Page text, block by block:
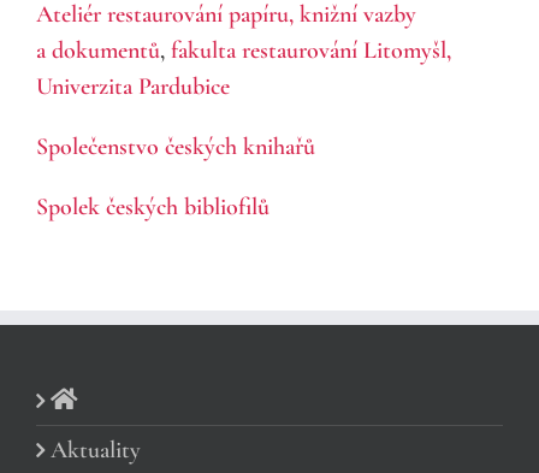
Ateliér restaurování papíru, knižní vazby
a dokumentů, fakulta restaurování Litomyšl,
Univerzita Pardubice
Společenstvo českých knihařů
Spolek českých bibliofilů
Aktuality